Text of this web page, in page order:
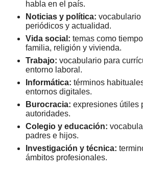
habla en el país.
Noticias y política: vocabulario
periódicos y actualidad.
Vida social: temas como
familia, religión y vivienda.
Trabajo: vocabulario para
entorno laboral.
Informática: términos
entornos digitales.
Burocracia: expresiones útiles
autoridades.
Colegio y educación:
padres e hijos.
Investigación y técnica:
ámbitos profesionales.